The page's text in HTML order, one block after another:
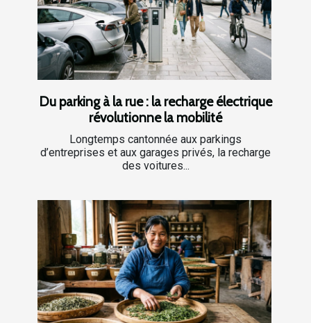
Du parking à la rue : la recharge électrique
révolutionne la mobilité
Longtemps cantonnée aux parkings
d’entreprises et aux garages privés, la recharge
des voitures...